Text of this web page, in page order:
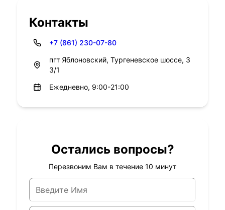
Контакты
+7 (861) 230-07-80
пгт Яблоновский, Тургеневское шоссе, 3
3/1
Ежедневно, 9:00-21:00
Остались вопросы?
Перезвоним Вам в течение 10 минут